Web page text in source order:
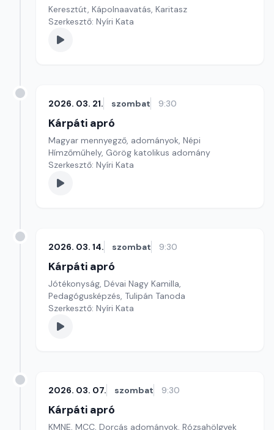
Keresztút, Kápolnaavatás, Karitasz
Szerkesztő: Nyíri Kata
2026. 03. 21. szombat 9:30
Kárpáti apró
Magyar mennyegző, adományok, Népi
Hímzőműhely, Görög katolikus adomány
Szerkesztő: Nyíri Kata
2026. 03. 14. szombat 9:30
Kárpáti apró
Jótékonyság, Dévai Nagy Kamilla,
Pedagógusképzés, Tulipán Tanoda
Szerkesztő: Nyíri Kata
2026. 03. 07. szombat 9:30
Kárpáti apró
KMNE, MCC, Dorcás adományok, Rózsahölgyek